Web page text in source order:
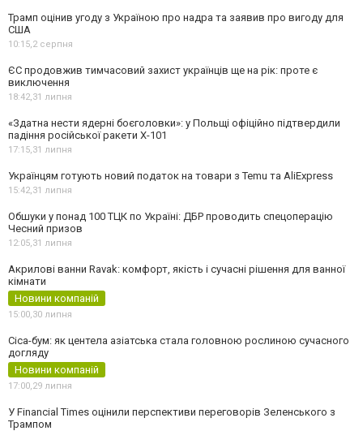
Трамп оцінив угоду з Україною про надра та заявив про вигоду для
США
10:15,2 серпня
ЄС продовжив тимчасовий захист українців ще на рік: проте є
виключення
18:42,31 липня
«Здатна нести ядерні боєголовки»: у Польщі офіційно підтвердили
падіння російської ракети Х-101
17:15,31 липня
Українцям готують новий податок на товари з Temu та AliExpress
15:42,31 липня
Обшуки у понад 100 ТЦК по Україні: ДБР проводить спецоперацію
Чесний призов
12:05,31 липня
Акрилові ванни Ravak: комфорт, якість і сучасні рішення для ванної
кімнати
Новини компаній
15:00,30 липня
Cica-бум: як центела азіатська стала головною рослиною сучасного
догляду
Новини компаній
17:00,29 липня
У Financial Times оцінили перспективи переговорів Зеленського з
Трампом